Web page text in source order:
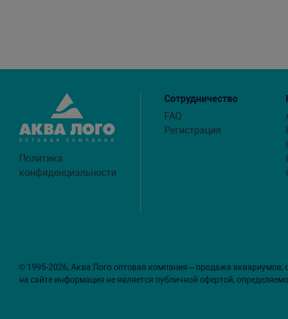
Политика
конфиденциальности
Сотрудничество
FAQ
Регистрация
© 1995-2026, Аква Лого оптовая компания – продажа
на сайте информация не является публичной офертой,